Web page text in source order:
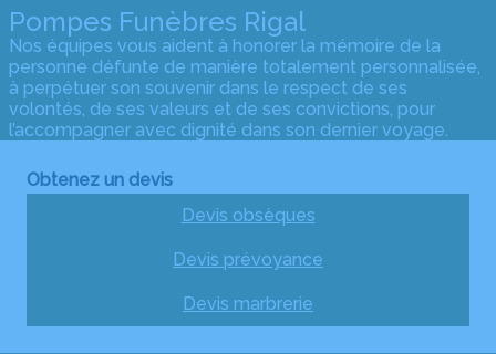
Pompes Funèbres Rigal
Nos équipes vous aident à honorer la mémoire de la
personne défunte de manière totalement personnalisée,
à perpétuer son souvenir dans le respect de ses
volontés, de ses valeurs et de ses convictions, pour
l’accompagner avec dignité dans son dernier voyage.
Obtenez un devis
Devis obsèques
Devis prévoyance
Devis marbrerie